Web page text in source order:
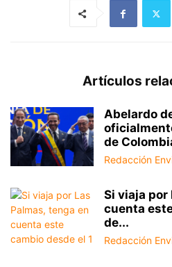
Artículos
Abelardo
de
Redacción
Si viaja por
cuenta
de...
Redacción